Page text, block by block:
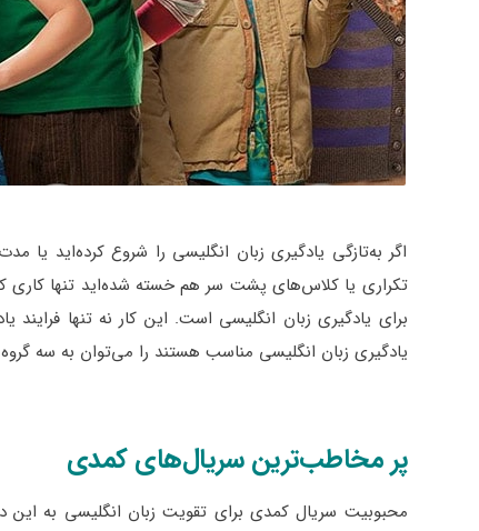
اگر به‌تازگی یادگیری زبان انگلیسی را شروع کرده‌اید
تکراری یا کلاس‌های پشت سر هم خسته شده‌اید تنها کاری
برای یادگیری زبان انگلیسی است. این کار نه تنها
یادگیری زبان انگلیسی مناسب هستند را می‌توان به سه
پر مخاطب‌ترین سریال‌های کمدی
محبوبیت سریال کمدی برای تقویت زبان انگلیسی به این